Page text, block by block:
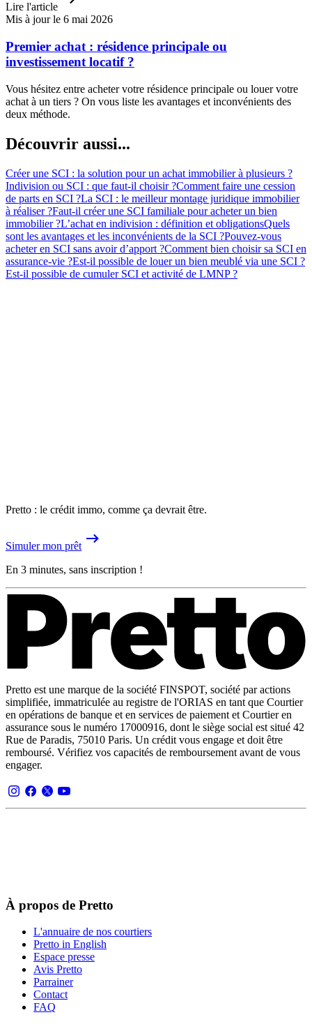
Lire l'article
Mis à jour le 6 mai 2026
Premier achat : résidence principale ou
investissement locatif ?
Vous hésitez entre acheter votre résidence principale ou louer votre
achat à un tiers ? On vous liste les avantages et inconvénients des
deux méthode.
Découvrir aussi...
Créer une SCI : la solution pour un achat immobilier à plusieurs ?
Indivision ou SCI : que faut-il choisir ?Comment faire une cession
de parts en SCI ?La SCI : le meilleur montage juridique immobilier
à réaliser ?Faut-il créer une SCI familiale pour acheter un bien
immobilier ?L’achat en indivision : définition et obligationsQuels
sont les avantages et les inconvénients de la SCI ?Pouvez-vous
acheter en SCI sans avoir d’apport ?Comment bien choisir sa SCI en
assurance-vie ?Est-il possible de louer un bien meublé via une SCI ?
Est-il possible de cumuler SCI et activité de LMNP ?
Pretto : le crédit immo, comme ça devrait être.
Simuler mon prêt
En 3 minutes, sans inscription !
Pretto est une marque de la société FINSPOT, société par actions
simplifiée, immatriculée au registre de l'ORIAS en tant que Courtier
en opérations de banque et en services de paiement et Courtier en
assurance sous le numéro 17000916, dont le siège social est situé 42
Rue de Paradis, 75010 Paris. Un crédit vous engage et doit être
remboursé. Vérifiez vos capacités de remboursement avant de vous
engager.
À propos de Pretto
L'annuaire de nos courtiers
Pretto in English
Espace presse
Avis Pretto
Parrainer
Contact
FAQ